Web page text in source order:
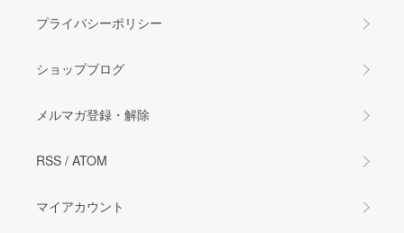
プライバシーポリシー
ショップブログ
メルマガ登録・解除
RSS / ATOM
マイアカウント